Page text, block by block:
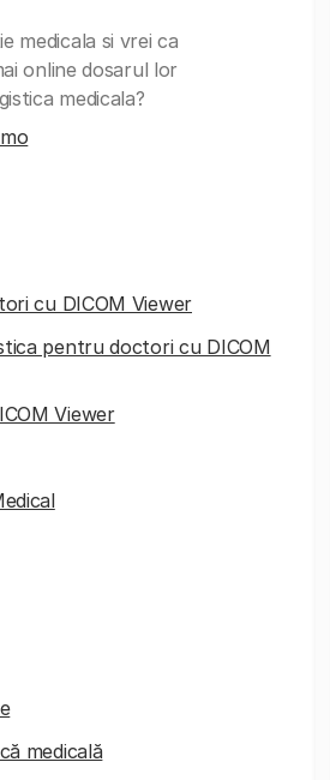
medicala si vrei ca
online dosarul lor
medicala?
cu DICOM Viewer
pentru doctori cu DICOM
Viewer
medicală